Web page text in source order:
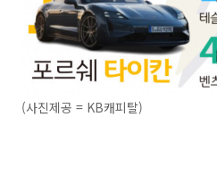
(사진제공 = KB캐피탈)